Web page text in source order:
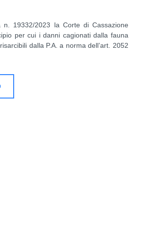
n. 19332/2023 la Corte di Cassazione
per cui i danni cagionati dalla fauna
dalla P.A. a norma dell’art. 2052